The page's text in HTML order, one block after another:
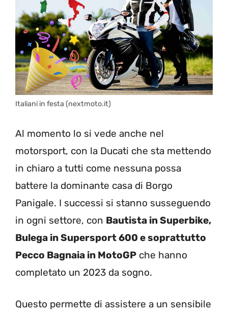
Italiani in festa (nextmoto.it)
Al momento lo si vede anche nel
motorsport, con la Ducati che sta mettendo
in chiaro a tutti come nessuna possa
battere la dominante casa di Borgo
Panigale. I successi si stanno susseguendo
in ogni settore, con Bautista in Superbike,
Bulega in Supersport 600 e soprattutto
Pecco Bagnaia in MotoGP che hanno
completato un 2023 da sogno.
Questo permette di assistere a un sensibile